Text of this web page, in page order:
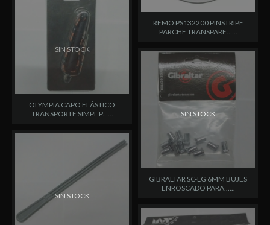
REMO PS132200 PINSTRIPE
PARCHE TRANSPARE......
SIN STOCK
OLYMPIA CAPO ELÁSTICO
TRANSPORTE SIMPL P......
SIN STOCK
GIBRALTAR SC-LG 6MM BUJES
ENROSCADO PARA......
SIN STOCK